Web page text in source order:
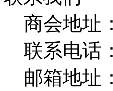
商会地址：
联系电话：
邮箱地址：